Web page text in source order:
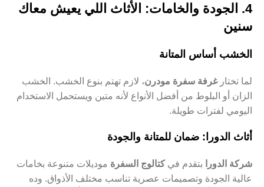
4. الجودة والخامات: الأثاث اللي يعيش معاك
سنين
الخشب أساس المتانة
لما تختارغرفة سفرة مودرن، لازم تهتم بنوع الخشب. الخشب
الزان أو البلوط من أفضل الأنواع لأنه متين ويستحمل الاستخدام
اليومي لفترات طويلة.
أثاث الدورا: ضمان للمتانة والجودة
شركة الدورا بتقدم فيكتالوج السفرة موديلات متنوعة بخامات
عالية الجودة وتصميمات عصرية تناسب مختلف الأذواق. وده